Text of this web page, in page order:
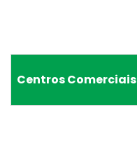
Centros Comerciais